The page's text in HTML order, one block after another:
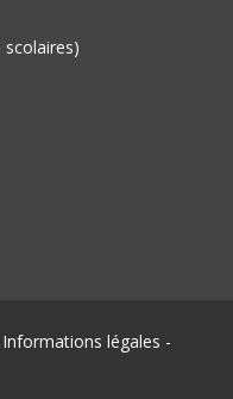
scolaires)
Informations légales -